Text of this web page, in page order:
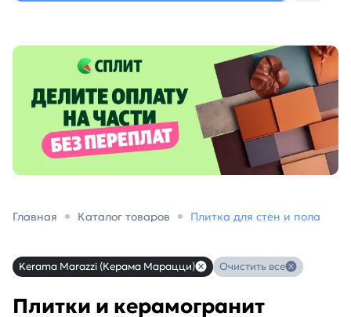
Главная Каталог товаров Плитка для стен и пола
Kerama Marazzi (Керама Марацци) Очистить все
Плитки и керамогранит